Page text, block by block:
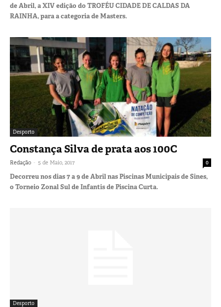
de Abril, a XIV edição do TROFÉU CIDADE DE CALDAS DA
RAINHA, para a categoria de Masters.
Desporto
Constança Silva de prata aos 100C
Redação - 5 de Maio, 2017 0
Decorreu nos dias 7 a 9 de Abril nas Piscinas Municipais de Sines,
o Torneio Zonal Sul de Infantis de Piscina Curta.
Desporto